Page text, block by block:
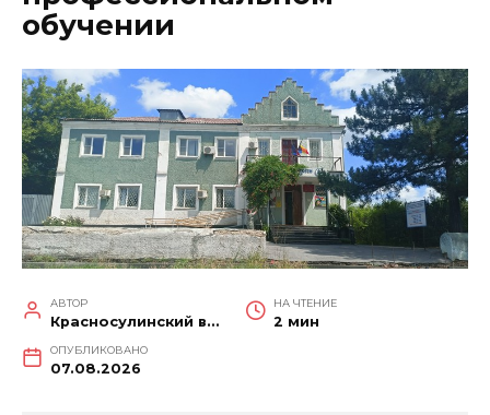
обучении
АВТОР
Красносулинский вестник
НА ЧТЕНИЕ
2 мин
ОПУБЛИКОВАНО
07.08.2026